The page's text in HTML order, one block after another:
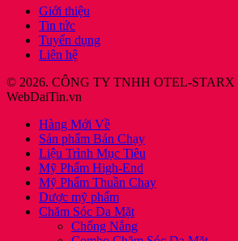
Giới thiệu
Tin tức
Tuyển dụng
Liên hệ
© 2026. CÔNG TY TNHH OTEL-STARX
WebDaiTin.vn
Hàng Mới Về
Sản phẩm Bán Chạy
Liệu Trình Mục Tiêu
Mỹ Phẩm High-End
Mỹ Phẩm Thuần Chay
Dược mỹ phẩm
Chăm Sóc Da Mặt
Chống Nắng